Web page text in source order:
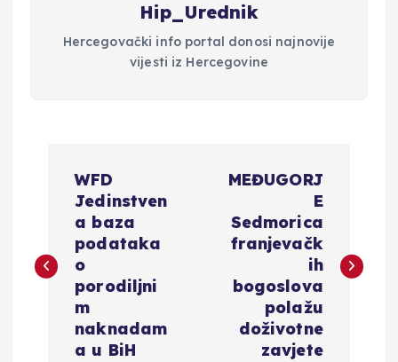
Hip_Urednik
Hercegovački info portal donosi najnovije
vijesti iz Hercegovine
v
WFD
Jedinstven
a baza
podataka
o
porodiljni
m
naknadam
a u BiH
MEĐUGORJ
E
Sedmorica
franjevačk
ih
bogoslova
polažu
doživotne
zavjete